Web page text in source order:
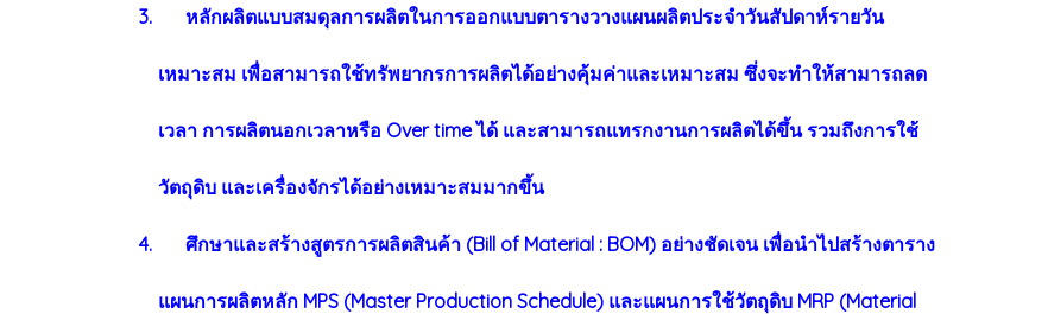
3. หลักผลิตแบบสมดุลการผลิตในการออกแบบตารางวางแผนผลิตประจำวันสัปดาห์รายวัน
เหมาะสม เพื่อสามารถใช้ทรัพยากรการผลิตได้อย่างคุ้มค่าและเหมาะสม ซึ่งจะทำให้สามารถลด
เวลา การผลิตนอกเวลาหรือ Over time ได้ และสามารถแทรกงานการผลิตได้ขึ้น รวมถึงการใช้
วัตถุดิบ และเครื่องจักรได้อย่างเหมาะสมมากขึ้น
4. ศึกษาและสร้างสูตรการผลิตสินค้า (Bill of Material : BOM) อย่างชัดเจน เพื่อนำไปสร้างตาราง
แผนการผลิตหลัก MPS (Master Production Schedule) และแผนการใช้วัตถุดิบ MRP (Material